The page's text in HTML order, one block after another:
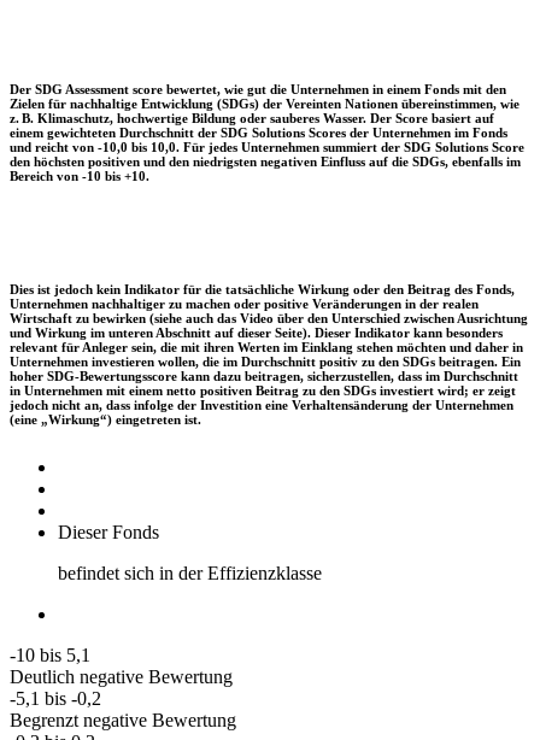
Der SDG Assessment score bewertet, wie gut die Unternehmen in einem Fonds mit den
Zielen für nachhaltige Entwicklung (SDGs) der Vereinten Nationen übereinstimmen, wie
z. B. Klimaschutz, hochwertige Bildung oder sauberes Wasser. Der Score basiert auf
einem gewichteten Durchschnitt der SDG Solutions Scores der Unternehmen im Fonds
und reicht von -10,0 bis 10,0. Für jedes Unternehmen summiert der SDG Solutions Score
den höchsten positiven und den niedrigsten negativen Einfluss auf die SDGs, ebenfalls im
Bereich von -10 bis +10.
Dies ist jedoch kein Indikator für die tatsächliche Wirkung oder den Beitrag des Fonds,
Unternehmen nachhaltiger zu machen oder positive Veränderungen in der realen
Wirtschaft zu bewirken (siehe auch das Video über den Unterschied zwischen Ausrichtung
und Wirkung im unteren Abschnitt auf dieser Seite). Dieser Indikator kann besonders
relevant für Anleger sein, die mit ihren Werten im Einklang stehen möchten und daher in
Unternehmen investieren wollen, die im Durchschnitt positiv zu den SDGs beitragen. Ein
hoher SDG-Bewertungsscore kann dazu beitragen, sicherzustellen, dass im Durchschnitt
in Unternehmen mit einem netto positiven Beitrag zu den SDGs investiert wird; er zeigt
jedoch nicht an, dass infolge der Investition eine Verhaltensänderung der Unternehmen
(eine „Wirkung“) eingetreten ist.
Dieser Fonds
befindet sich in der Effizienzklasse
-10 bis 5,1
Deutlich negative Bewertung
-5,1 bis -0,2
Begrenzt negative Bewertung